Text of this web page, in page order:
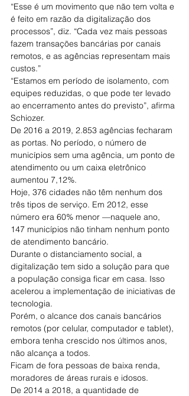
“Esse é um movimento que não tem volta e
é feito em razão da digitalização dos
processos”, diz. “Cada vez mais pessoas
fazem transações bancárias por canais
remotos, e as agências representam mais
custos.”
“Estamos em período de isolamento, com
equipes reduzidas, o que pode ter levado
ao encerramento antes do previsto”, afirma
Schiozer.
De 2016 a 2019, 2.853 agências fecharam
as portas. No período, o número de
municípios sem uma agência, um ponto de
atendimento ou um caixa eletrônico
aumentou 7,12%.
Hoje, 376 cidades não têm nenhum dos
três tipos de serviço. Em 2012, esse
número era 60% menor —naquele ano,
147 municípios não tinham nenhum ponto
de atendimento bancário.
Durante o distanciamento social, a
digitalização tem sido a solução para que
a população consiga ficar em casa. Isso
acelerou a implementação de iniciativas de
tecnologia.
Porém, o alcance dos canais bancários
remotos (por celular, computador e tablet),
embora tenha crescido nos últimos anos,
não alcança a todos.
Ficam de fora pessoas de baixa renda,
moradores de áreas rurais e idosos.
De 2014 a 2018, a quantidade de